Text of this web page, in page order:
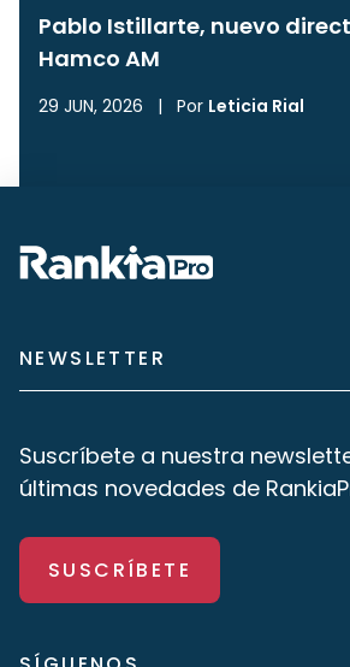
Pablo Istillarte, nuevo
Hamco AM
29 JUN, 2026 | Por Leticia Rial
NEWSLETTER
Suscríbete a nuestra
últimas novedades de
SUSCRÍBETE